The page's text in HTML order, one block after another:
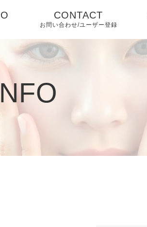
CONTACT
お問い合わせ/ユーザー登録
お問合わせフォーム
ォーム